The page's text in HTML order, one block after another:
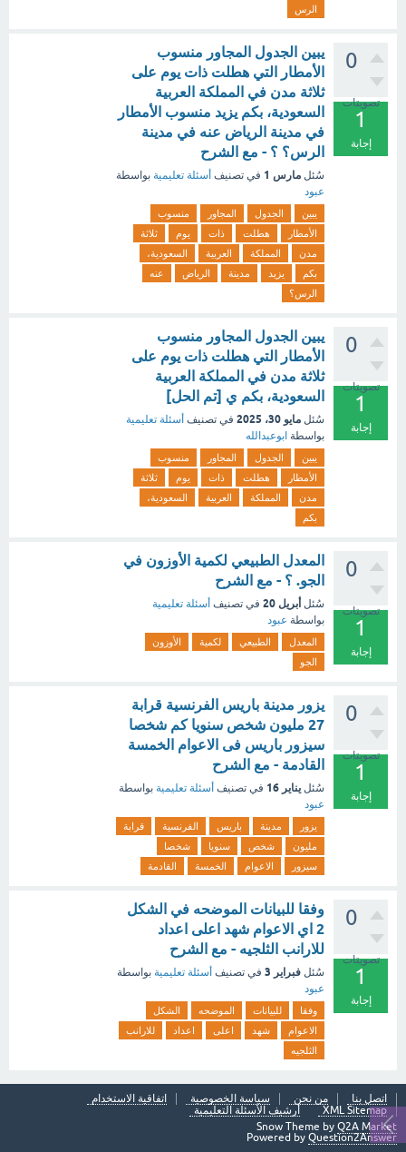
الرس
0
تصويتات
1
إجابة
يبين الجدول المجاور منسوب
الأمطار التي هطلت ذات يوم على
ثلاثة مدن في المملكة العربية
السعودية، بكم يزيد منسوب الأمطار
في مدينة الرياض عنه في مدينة
الرس؟ ؟ - مع الشرح
سُئل مارس 1 في تصنيف أسئلة تعليمية بواسطة
عبود
يبين الجدول المجاور
منسوب
الأمطار
هطلت ذات يوم
ثلاثة
مدن
المملكة العربية
السعودية،
بكم
يزيد مدينة الرياض
عنه
الرس؟
0
تصويتات
1
إجابة
يبين الجدول المجاور منسوب
الأمطار التي هطلت ذات يوم على
ثلاثة مدن في المملكة العربية
السعودية، بكم ي [تم الحل]
سُئل مايو 30، 2025 في تصنيف أسئلة تعليمية
بواسطة ابوعبدالله
يبين الجدول المجاور
منسوب
الأمطار
هطلت ذات يوم
ثلاثة
مدن
المملكة العربية
السعودية،
بكم
0
تصويتات
1
إجابة
المعدل الطبيعي لكمية الأوزون في
الجو. ؟ - مع الشرح
سُئل أبريل 20 في تصنيف أسئلة تعليمية
بواسطة عبود
المعدل الطبيعي لكمية
الأوزون
الجو
0
تصويتات
1
إجابة
يزور مدينة باريس الفرنسية قرابة
27 مليون شخص سنويا كم شخصا
سيزور باريس فى الاعوام الخمسة
القادمة - مع الشرح
سُئل يناير 16 في تصنيف أسئلة تعليمية بواسطة
عبود
يزور مدينة باريس الفرنسية
قرابة
مليون
شخص سنويا
شخصا
سيزور
الاعوام الخمسة القادمة
0
تصويتات
1
إجابة
وفقا للبيانات الموضحه في الشكل
2 اي الاعوام شهد اعلى اعداد
للارانب الثلجيه - مع الشرح
سُئل فبراير 3 في تصنيف أسئلة تعليمية بواسطة
عبود
وفقا للبيانات الموضحه
الشكل
الاعوام
شهد اعلى اعداد
للارانب
الثلجيه
اتصل بنا من نحن سياسة الخصوصية
اتفاقية الاستخدام
XML Sitemap
أرشيف الأسئلة التعليمية
Snow Theme by Q2A Market
Powered by Question2Answer